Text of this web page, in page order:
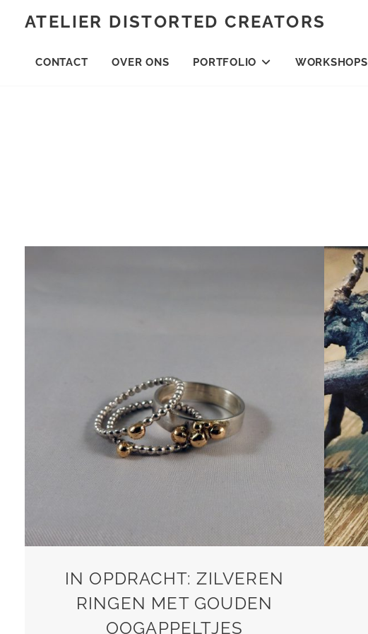
ATELIER DISTORTED CREATORS
CONTACT OVER ONS PORTFOLIO WORKSHOPS
IN OPDRACHT: ZILVEREN
RINGEN MET GOUDEN
OOGAPPELTJES